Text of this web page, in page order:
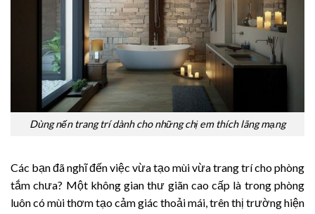
Dùng nến trang trí dành cho những chị em thích lãng mạng
Các bạn đã nghĩ đến việc vừa tạo mùi vừa trang trí cho phòng
tắm chưa? Một không gian thư giãn cao cấp là trong phòng
luôn có mùi thơm tạo cảm giác thoải mái, trên thị trường hiện